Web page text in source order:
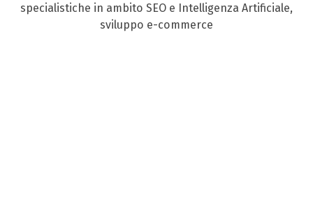
specialistiche in ambito SEO e Intelligenza Artificiale,
sviluppo e-commerce